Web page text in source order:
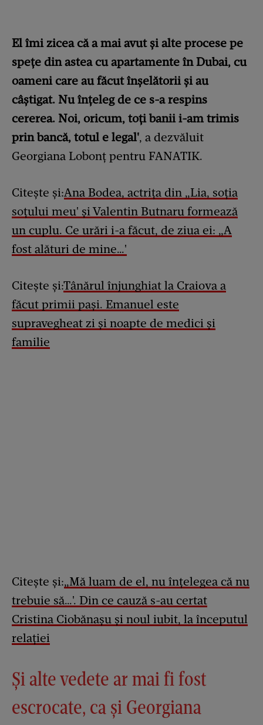
El îmi zicea că a mai avut și alte procese pe
spețe din astea cu apartamente în Dubai, cu
oameni care au făcut înșelătorii și au
câștigat. Nu înțeleg de ce s-a respins
cererea. Noi, oricum, toți banii i-am trimis
prin bancă, totul e legal', a dezvăluit
Georgiana Lobonț pentru FANATIK.
Citește și:Ana Bodea, actrița din „Lia, soția
soțului meu' și Valentin Butnaru formează
un cuplu. Ce urări i-a făcut, de ziua ei: „A
fost alături de mine…'
Citește și:Tânărul înjunghiat la Craiova a
făcut primii pași. Emanuel este
supravegheat zi și noapte de medici și
familie
Citește și:„Mă luam de el, nu înțelegea că nu
trebuie să…'. Din ce cauză s-au certat
Cristina Ciobănașu și noul iubit, la începutul
relației
Și alte vedete ar mai fi fost
escrocate, ca și Georgiana